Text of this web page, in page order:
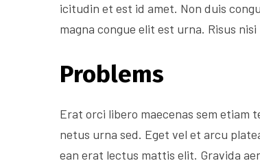
icitudin et est id amet. Non duis
magna congue elit est urna. Risus nisi
Problems
Erat orci libero maecenas sem etiam
netus urna sed. Eget vel et arcu
ean erat lectus mattis elit. Gravida